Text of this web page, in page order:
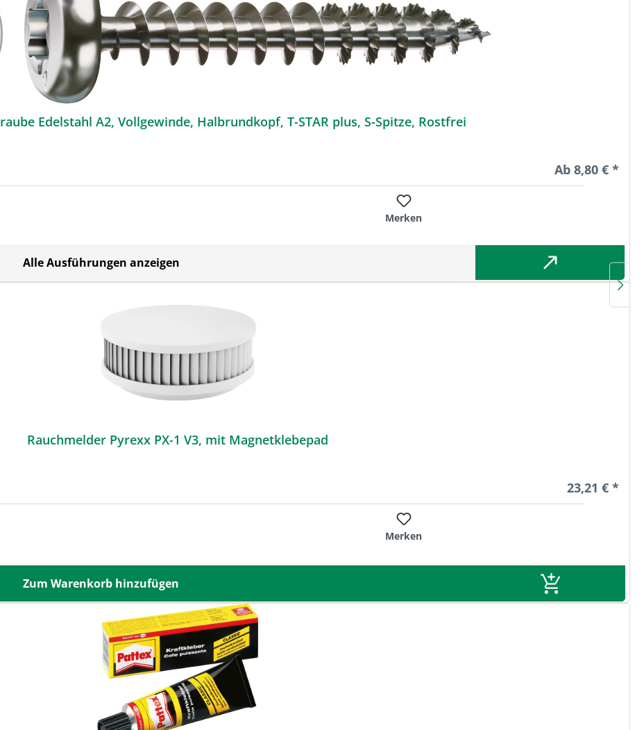
Edelstahl A2, Vollgewinde, Halbrundkopf, T-STAR plus, S-Spitze, Rostfrei
Regulärer
Ab 8,80 € *
Merken
Alle Ausführungen anzeigen
Rauchmelder Pyrexx PX-1 V3, mit Magnetklebepad
Regulärer
23,21 € *
Merken
Zum Warenkorb hinzufügen